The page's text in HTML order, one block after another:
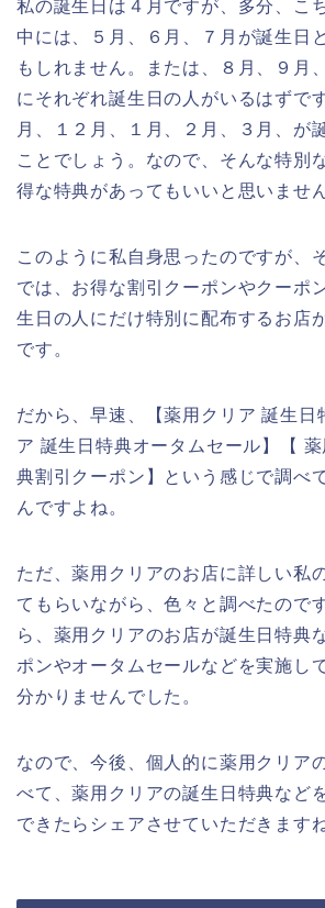
私の誕生日は４月ですが、多分、こ
中には、５月、６月、７月が誕生日
もしれません。または、８月、９月
にそれぞれ誕生日の人がいるはずで
月、１２月、１月、２月、３月、が
ことでしょう。なので、そんな特別
得な特典があってもいいと思いませ
このように私自身思ったのですが、
では、お得な割引クーポンやクーポ
生日の人にだけ特別に配布するお店
です。
だから、早速、【薬用クリア 誕生日
ア 誕生日特典オータムセール】【
典割引クーポン】という感じで調べ
んですよね。
ただ、薬用クリアのお店に詳しい私
てもらいながら、色々と調べたので
ら、薬用クリアのお店が誕生日特典
ポンやオータムセールなどを実施し
分かりませんでした。
なので、今後、個人的に薬用クリア
べて、薬用クリアの誕生日特典など
できたらシェアさせていただきます